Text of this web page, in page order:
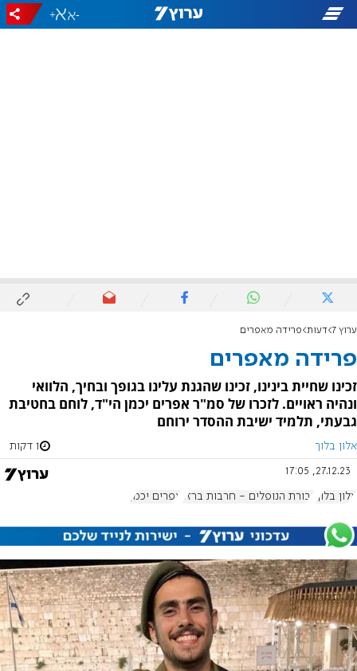
-
+
ערוץ 7 דעות פרידה מאפרים
פרידה מאפרים
זכינו שחיית בינינו, זכינו שהגנת עלינו בגופך ובחיך, הלוואי
ונהיה ראויים. לזכרו של סמ"ר אפרים יכמן הי"ד, לוחם בחטיבת
גבעתי, תלמיד ישיבת ההסדר ירוחם
אלון בלוך 1 דקות
27.12.23, 17:05
אלון בלוך גבורת הנופלים - חרבות ברזל אפרים יכמן